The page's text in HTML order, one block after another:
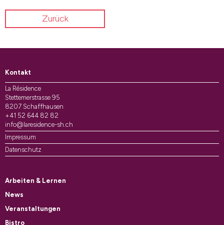
Zurück
Kontakt
La Résidence
Stettemerstrasse 95
8207 Schaffhausen
+41 52 644 82 82
info@laresidence-sh.ch
Impressum
Datenschutz
Arbeiten & Lernen
News
Veranstaltungen
Bistro